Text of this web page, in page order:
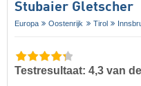
Stubaier Gletscher
Europa Oostenrijk Tirol
Testresultaat: 4,3 van